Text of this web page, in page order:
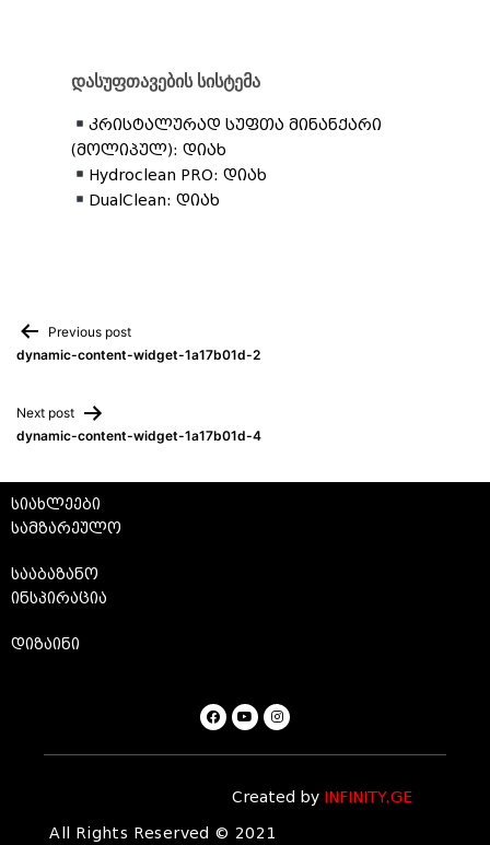
დასუფთავების სისტემა
კრისტალურად სუფთა მინანქარი
(მოლიპულ): დიახ
Hydroclean PRO: დიახ
DualClean: დიახ
Previous post
dynamic-content-widget-1a17b01d-2
Next post
dynamic-content-widget-1a17b01d-4
სიახლეები
სამზარეულო
სააბაზანო
ინსპირაცია
დიზაინი
Created by INFINITY.GE
All Rights Reserved © 2021